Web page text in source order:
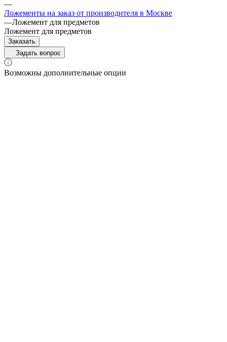
—
Ложементы на заказ от производителя в Москве
—Ложемент для предметов
Ложемент для предметов
Заказать
Задать вопрос
Возможны дополнительные опции